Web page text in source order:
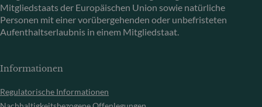
Mitgliedstaats der Europäischen Union sowie natürliche
Personen mit einer vorübergehenden oder unbefristeten
Aufenthaltserlaubnis in einem Mitgliedstaat.
Informationen
Regulatorische Informationen